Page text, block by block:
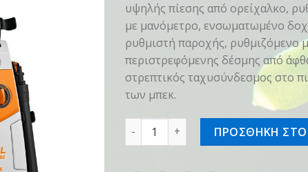
υψηλής πίεσης από ορείχαλκο,
με μανόμετρο, ενσωματωμένο
ρυθμιστή παροχής, ρυθμιζόμενο
περιστρεφόμενης δέσμης από
στρεπτικός ταχυσύνδεσμος στο
των μπεκ.
Πλυστικό μηχάνημα RE 150 PLUS
ΠΡΟΣΘΗΚΗ ΣΤΟ